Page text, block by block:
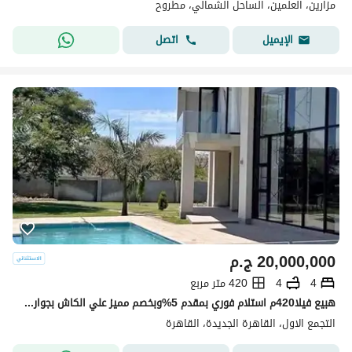
مزارين، العلمين، الساحل الشمالي، مطروح
الإيميل
اتصل
ج.م20,000,000
4
4
420 متر مربع
هبيع فيلا420م استلام فوري بمقدم 5%وبخصم مميز علي الكاش بجوار فندق توليب باق
التجمع الاول، القاهرة الجديدة، القاهرة